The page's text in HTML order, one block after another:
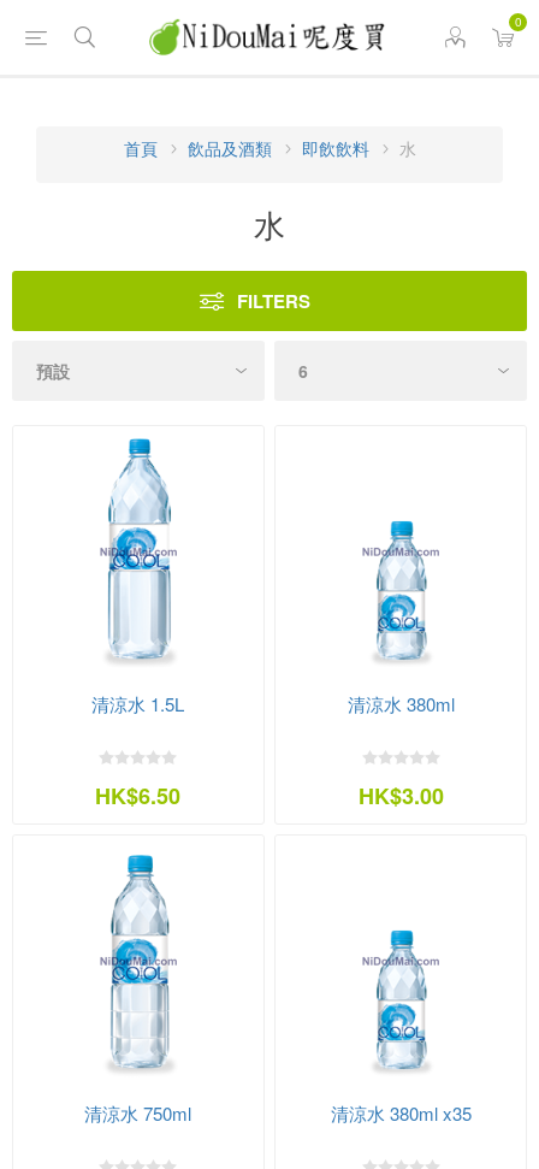
0
首頁 飲品及酒類 即飲飲料 水
水
FILTERS
清涼水 1.5L
HK$6.50
清涼水 380ml
HK$3.00
清涼水 750ml 清涼水 380ml x35